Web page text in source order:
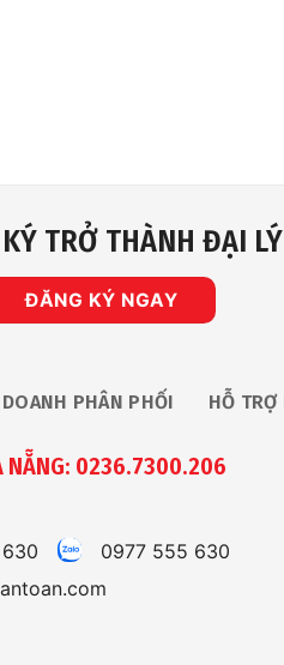
TRỞ THÀNH ĐẠI LÝ
ĐĂNG KÝ NGAY
PHÂN PHỐI HỖ TRỢ
NẴNG: 0236.7300.206
0977 555 630